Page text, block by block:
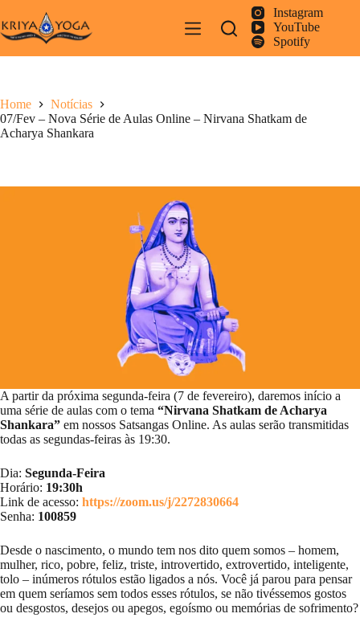
para
o
Instagram
YouTube
Spotify
Home
Notícias
07/Fev – Nova Série de Aulas Online – Nirvana Shatkam de
Acharya Shankara
A partir da próxima segunda-feira (7 de fevereiro), daremos início a
uma série de aulas com o tema “Nirvana Shatkam de Acharya
Shankara” em nossos Satsangas Online. As aulas serão transmitidas
todas as segundas-feiras às 19:30.
Dia: Segunda-Feira
Horário: 19:30h
Link de acesso: https://zoom.us/j/2272830664
Senha: 100859
Desde o nascimento, o mundo tem nos dito quem somos – homem,
mulher, rico, pobre, feliz, triste, introvertido, extrovertido, inteligente,
tolo – inúmeros rótulos estão ligados a nós. Você já parou para pensar
em quem seríamos sem todos esses rótulos, se não tivéssemos gostos
ou desgostos, desejos ou apegos, egoísmo ou memórias de sofrimento?